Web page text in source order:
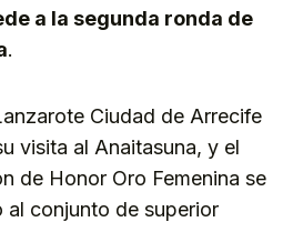
a la segunda ronda de
.
Ciudad de Arrecife
visita al Anaitasuna, y el
de Honor Oro Femenina se
conjunto de superior